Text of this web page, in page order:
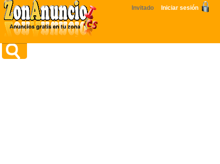
Invitado Iniciar sesión